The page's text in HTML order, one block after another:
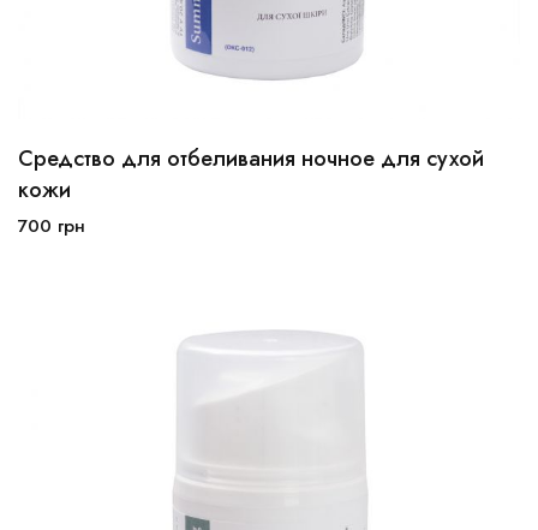
Средство для отбеливания ночное для сухой
кожи
700 грн